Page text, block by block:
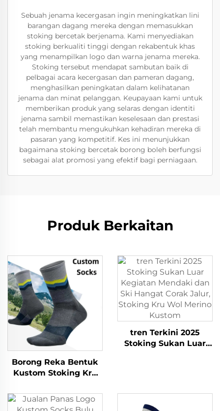
Sebuah jenama kecergasan ingin meningkatkan lini
barangan dagang mereka dengan memasukkan
stoking bercetak berjenama. Kami menyediakan
stoking berkualiti tinggi dengan rekabentuk khas
yang menampilkan logo dan warna jenama mereka.
Stoking tersebut mendapat sambutan baik di
pelbagai acara kecergasan dan pameran dagang,
menghasilkan peningkatan dalam kelihatanan
jenama dan minat pelanggan. Keupayaan kami untuk
memberikan produk yang selaras dengan identiti
jenama sambil memastikan keselesaan dan prestasi
telah membantu mengukuhkan kehadiran mereka di
pasaran yang kompetitif. Kes ini menunjukkan
bagaimana stoking bercetak borong boleh berfungsi
sebagai alat promosi yang efektif bagi perniagaan.
Produk Berkaitan
Borong Reka Bentuk
Kustom Stoking Kru
Menyerap
Kelembapan, untuk
tren Terkini 2025
Stoking Sukan Luar